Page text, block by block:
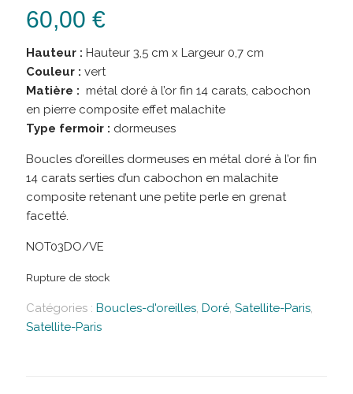
60,00 €
Hauteur : Hauteur 3,5 cm x Largeur 0,7 cm
Couleur : vert
Matière : métal doré à l’or fin 14 carats, cabochon
en pierre composite effet malachite
Type fermoir : dormeuses
Boucles d’oreilles dormeuses en métal doré à l’or fin
14 carats serties d’un cabochon en malachite
composite retenant une petite perle en grenat
facetté.
NOT03DO/VE
Rupture de stock
Catégories : Boucles-d'oreilles Doré Satellite-Paris
Satellite-Paris